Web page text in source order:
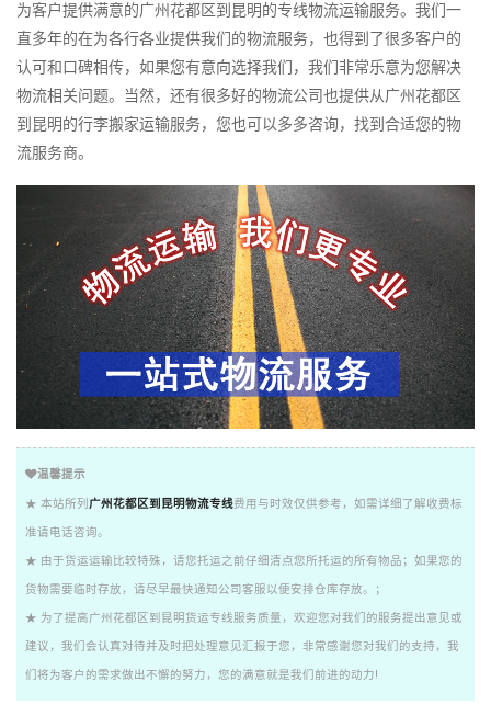
为客户提供满意的广州花都区到昆明的专线物流运输服务。我们一
直多年的在为各行各业提供我们的物流服务，也得到了很多客户的
认可和口碑相传，如果您有意向选择我们，我们非常乐意为您解决
物流相关问题。当然，还有很多好的物流公司也提供从广州花都区
到昆明的行李搬家运输服务，您也可以多多咨询，找到合适您的物
流服务商。
温馨提示
★ 本站所列 广州花都区到昆明物流专线费用与时效仅供参考，如需详细了解收费标
准请电话咨询。
★ 由于货运运输比较特殊，请您托运之前仔细清点您所托运的所有物品；如果您的
货物需要临时存放，请尽早最快通知公司客服以便安排仓库存放。；
★ 为了提高广州花都区到昆明货运专线服务质量，欢迎您对我们的服务提出意见或
建议，我们会认真对待并及时把处理意见汇报于您，非常感谢您对我们的支持，我
们将为客户的需求做出不懈的努力，您的满意就是我们前进的动力!